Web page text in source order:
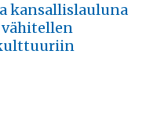
kansallislauluna